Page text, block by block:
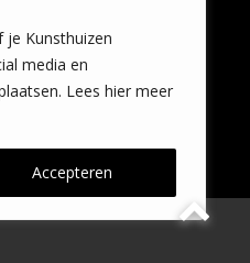
je Kunsthuizen
media en
Lees hier meer
Accepteren